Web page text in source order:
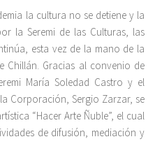
la cultura no se detiene y la
la Seremi de las Culturas, las
esta vez de la mano de la
Chillán. Gracias al convenio de
María Soledad Castro y el
Corporación, Sergio Zarzar, se
“Hacer Arte Ñuble”, el cual
de difusión, mediación y